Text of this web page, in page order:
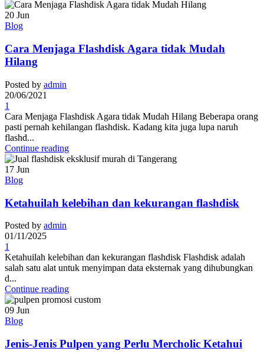
20 Jun
Blog
Cara Menjaga Flashdisk Agara tidak Mudah
Hilang
Posted by admin
20/06/2021
1
Cara Menjaga Flashdisk Agara tidak Mudah Hilang Beberapa orang
pasti pernah kehilangan flashdisk. Kadang kita juga lupa naruh
flashd...
Continue reading
17 Jun
Blog
Ketahuilah kelebihan dan kekurangan flashdisk
Posted by admin
01/11/2025
1
Ketahuilah kelebihan dan kekurangan flashdisk Flashdisk adalah
salah satu alat untuk menyimpan data eksternak yang dihubungkan
d...
Continue reading
09 Jun
Blog
Jenis-Jenis Pulpen yang Perlu Mercholic Ketahui